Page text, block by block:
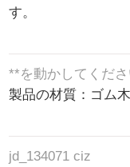
す。
**を動かしてくだ
製品の材質：ゴム
jd_134071 ciz